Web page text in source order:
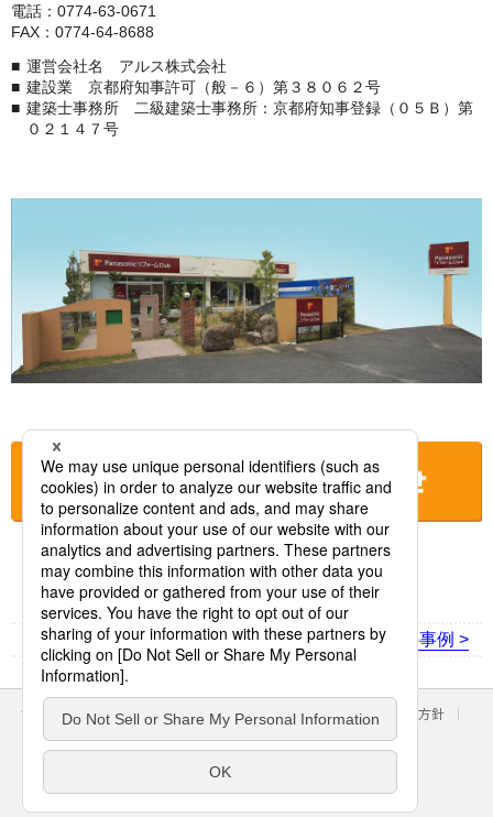
電話：0774-63-0671
FAX：0774-64-8688
運営会社名 アルス株式会社
建設業 京都府知事許可（般－６）第３８０６２号
建築士事務所 二級建築士事務所：京都府知事登録（０５Ｂ）第
０２１４７号
お店に電話をする
< 前の事例 次の事例 >
サイトのご利用にあたって クッキーポリシー
個人情報保護方針
パナソニック ホールディングス
Area/Country
パナソニック株式会社